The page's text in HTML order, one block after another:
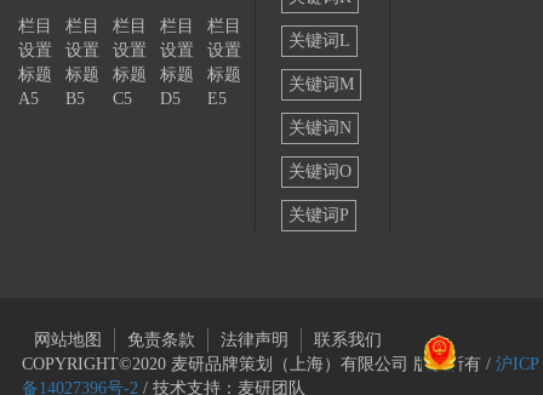
栏目
设置
标题
A5
栏目
设置
标题
B5
栏目
设置
标题
C5
栏目
设置
标题
D5
栏目
设置
标题
E5
关键词L
关键词M
关键词N
关键词O
关键词P
网站地图 免责条款 法律声明
联系我们
COPYRIGHT©2020 麦研品牌策划（上海）有限公司 版权所有 / 沪ICP
备14027396号-2/ 技术支持：麦研团队